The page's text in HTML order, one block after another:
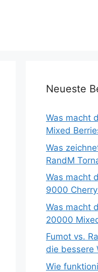
Neueste
Was macht
Mixed
Was
RandM
Was macht
9000
Was macht
20000
Fumot vs.
die bessere
Wie